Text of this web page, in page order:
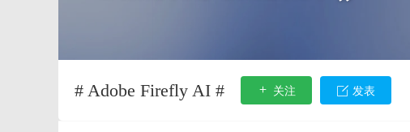
# Adobe Firefly AI # 关注 发表